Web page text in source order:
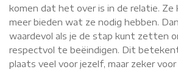
komen dat het over is in de relatie. Ze
meer bieden wat ze nodig hebben.
waardevol als je de stap kunt zetten
respectvol te beëindigen. Dit
plaats veel voor jezelf, maar zeker